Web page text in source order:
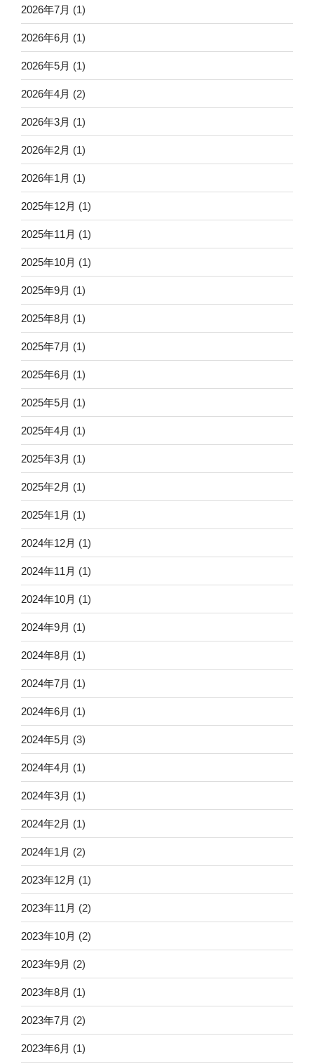
2026年7月 (1)
2026年6月 (1)
2026年5月 (1)
2026年4月 (2)
2026年3月 (1)
2026年2月 (1)
2026年1月 (1)
2025年12月 (1)
2025年11月 (1)
2025年10月 (1)
2025年9月 (1)
2025年8月 (1)
2025年7月 (1)
2025年6月 (1)
2025年5月 (1)
2025年4月 (1)
2025年3月 (1)
2025年2月 (1)
2025年1月 (1)
2024年12月 (1)
2024年11月 (1)
2024年10月 (1)
2024年9月 (1)
2024年8月 (1)
2024年7月 (1)
2024年6月 (1)
2024年5月 (3)
2024年4月 (1)
2024年3月 (1)
2024年2月 (1)
2024年1月 (2)
2023年12月 (1)
2023年11月 (2)
2023年10月 (2)
2023年9月 (2)
2023年8月 (1)
2023年7月 (2)
2023年6月 (1)